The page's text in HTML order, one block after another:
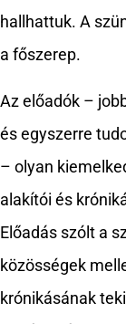
hallhattuk. A
a főszerep.
Az előadók –
és egyszerre
– olyan
alakítói és
Előadás szólt a
közösségek
krónikásának